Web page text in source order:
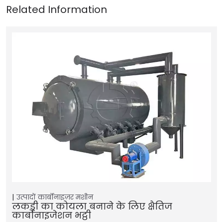
उत्पादों कार्बोनाइज़र मशीन
लकड़ी का कोयला बनाने के लिए क्षैतिज
कार्बोनाइजेशन भट्ठी